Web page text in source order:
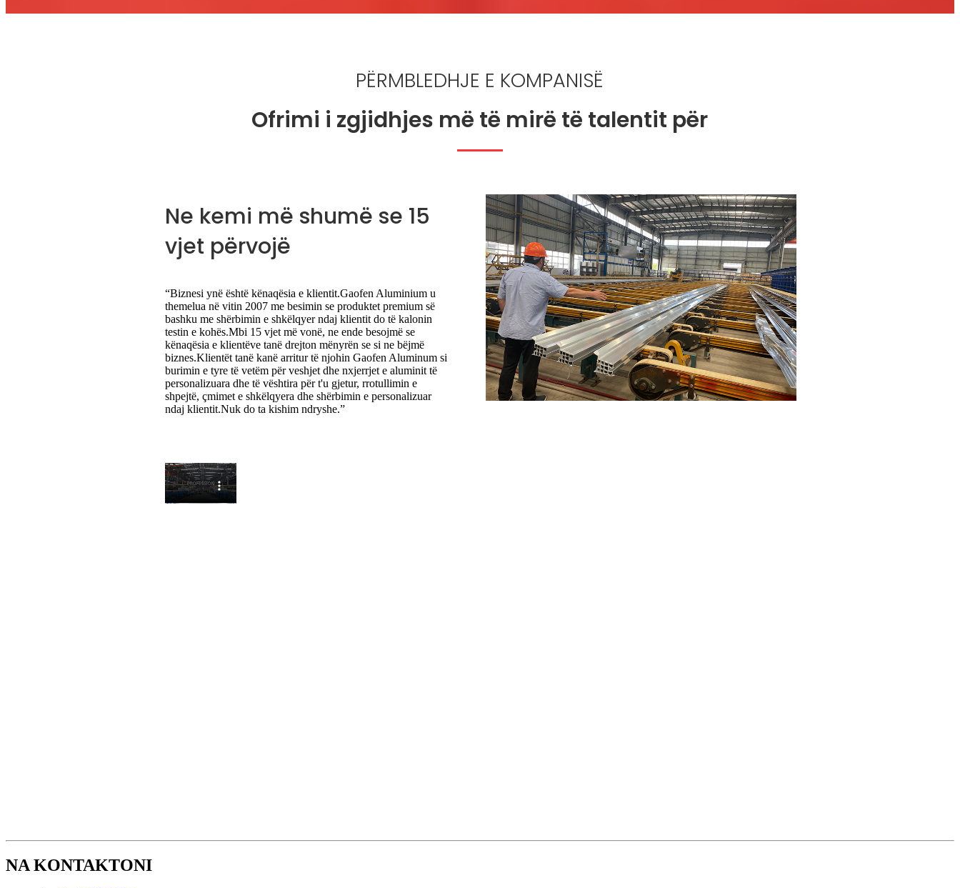
PËRMBLEDHJE E KOMPANISË
Ofrimi i zgjidhjes më të mirë të talentit për
Ne kemi më shumë se 15
vjet përvojë
“Biznesi ynë është kënaqësia e klientit.Gaofen Aluminium u
themelua në vitin 2007 me besimin se produktet premium së
bashku me shërbimin e shkëlqyer ndaj klientit do të kalonin
testin e kohës.Mbi 15 vjet më vonë, ne ende besojmë se
kënaqësia e klientëve tanë drejton mënyrën se si ne bëjmë
biznes.Klientët tanë kanë arritur të njohin Gaofen Aluminum si
burimin e tyre të vetëm për veshjet dhe nxjerrjet e aluminit të
personalizuara dhe të vështira për t'u gjetur, rrotullimin e
shpejtë, çmimet e shkëlqyera dhe shërbimin e personalizuar
ndaj klientit.Nuk do ta kishim ndryshe.”
NA KONTAKTONI